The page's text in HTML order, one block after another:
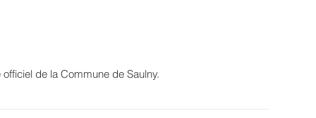
de la Commune de Saulny.